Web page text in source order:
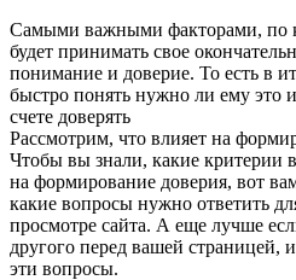
Самыми важными факторами, по
будет принимать свое
понимание и доверие. То есть в
быстро понять нужно ли ему это
счете доверять
Рассмотрим, что влияет на
Чтобы вы знали, какие критерии
на формирование доверия, вот
какие вопросы нужно ответить
просмотре сайта. А еще лучше
другого перед вашей страницей,
эти вопросы.